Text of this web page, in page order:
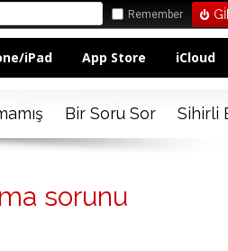
Remember
iPad App Store iCloud
Bir Soru Sor Sihirli
sorunu